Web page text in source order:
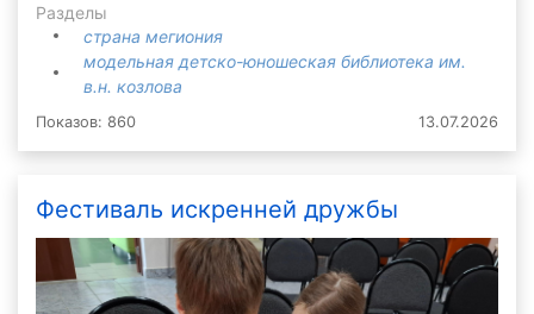
Разделы
страна мегиония
модельная детско-юношеская библиотека им.
в.н. козлова
Показов: 860 13.07.2026
Фестиваль искренней дружбы